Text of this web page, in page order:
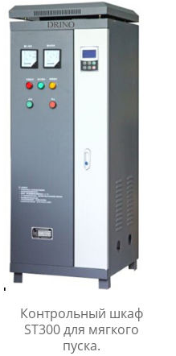
частоты
Контрольный шкаф
ST300 для мягкого
пуска.